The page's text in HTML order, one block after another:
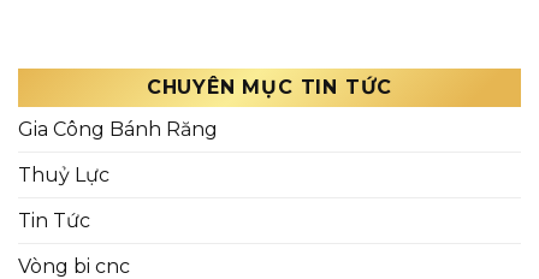
CHUYÊN MỤC TIN TỨC
Gia Công Bánh Răng
Thuỷ Lực
Tin Tức
Vòng bi cnc